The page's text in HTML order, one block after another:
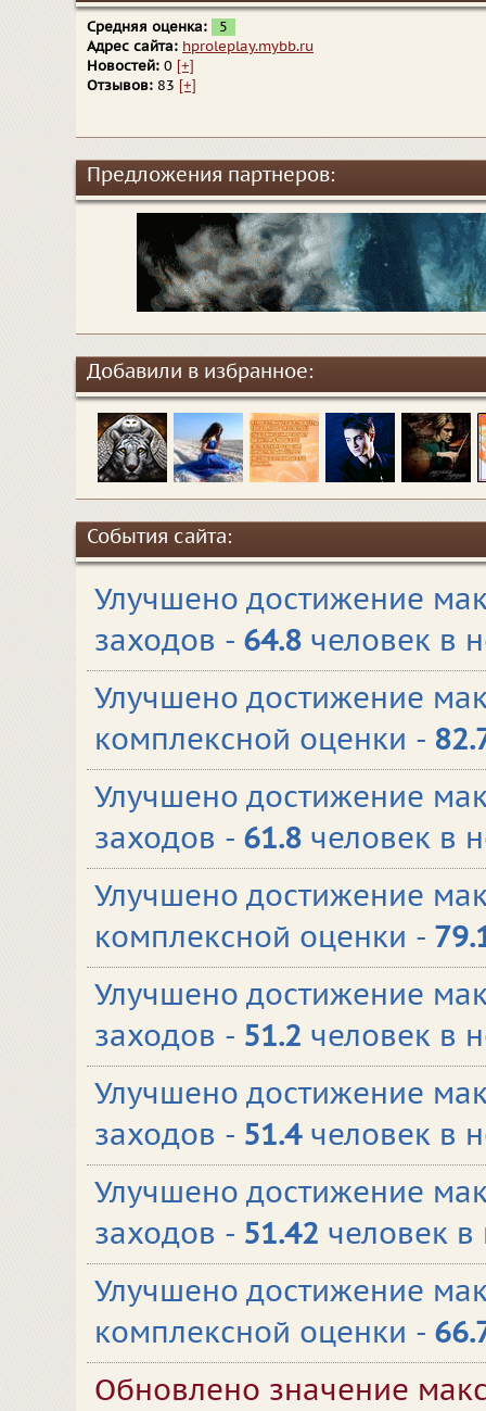
Средняя оценка:
5
Адрес сайта: hproleplay.mybb.ru
Новостей: 0 [+]
Отзывов: 83 [+]
Предложения партнеров:
Добавили в избранное:
События сайта:
Улучшено достижение
заходов - 64.8 человек в
Улучшено достижение
комплексной оценки -
Улучшено достижение
заходов - 61.8 человек в
Улучшено достижение
комплексной оценки -
Улучшено достижение
заходов - 51.2 человек в
Улучшено достижение
заходов - 51.4человек в
Улучшено достижение
заходов - 51.42 человек
Улучшено достижение
комплексной оценки -
Обновлено значение